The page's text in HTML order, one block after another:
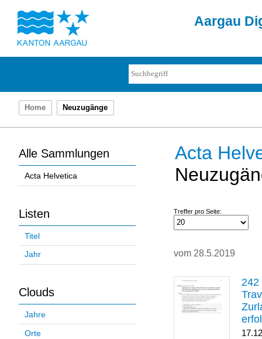
Aargau
Home Neuzugänge
Alle Sammlungen
Acta Helvetica
Listen
Titel
Jahr
Clouds
Jahre
Orte
Acta
Treffer pro Seite:
vom 28.5.2019